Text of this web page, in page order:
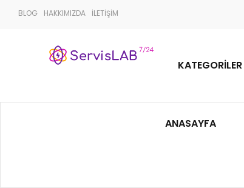
BLOG HAKKIMIZDA İLETİŞİM
KATEGORILER
ANASAYFA